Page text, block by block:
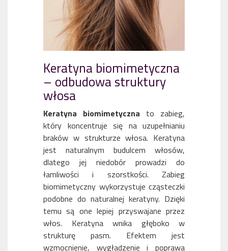
Keratyna biomimetyczna
– odbudowa struktury
włosa
Keratyna biomimetyczna to zabieg,
który koncentruje się na uzupełnianiu
braków w strukturze włosa. Keratyna
jest naturalnym budulcem włosów,
dlatego jej niedobór prowadzi do
łamliwości i szorstkości. Zabieg
biomimetyczny wykorzystuje cząsteczki
podobne do naturalnej keratyny. Dzięki
temu są one lepiej przyswajane przez
włos. Keratyna wnika głęboko w
strukturę pasm. Efektem jest
wzmocnienie, wygładzenie i poprawa